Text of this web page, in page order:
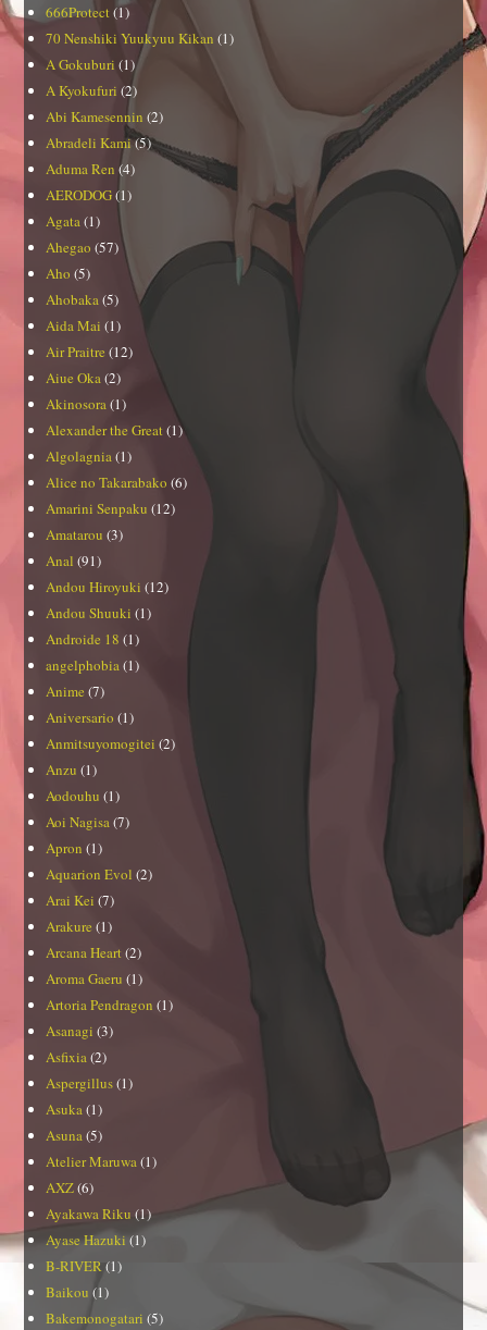
666Protect(1)
70 Nenshiki Yuukyuu Kikan (1)
A Gokuburi (1)
A Kyokufuri (2)
Abi Kamesennin (2)
Abradeli Kami(5)
Aduma Ren (4)
AERODOG(1)
Agata(1)
Ahegao (57)
Aho (5)
Ahobaka(5)
Aida Mai (1)
Air Praitre (12)
Aiue Oka(2)
Akinosora(1)
Alexander the Great(1)
Algolagnia(1)
Alice no Takarabako (6)
Amarini Senpaku (12)
Amatarou (3)
Anal (91)
Andou Hiroyuki (12)
Andou Shuuki (1)
Androide 18 (1)
angelphobia(1)
Anime (7)
Aniversario (1)
Anmitsuyomogitei (2)
Anzu (1)
Aodouhu (1)
Aoi Nagisa(7)
Apron (1)
Aquarion Evol (2)
Arai Kei (7)
Arakure (1)
Arcana Heart(2)
Aroma Gaeru (1)
Artoria Pendragon (1)
Asanagi (3)
Asfixia(2)
Aspergillus(1)
Asuka(1)
Asuna(5)
Atelier Maruwa(1)
AXZ(6)
Ayakawa Riku (1)
Ayase Hazuki(1)
B-RIVER(1)
Baikou (1)
Bakemonogatari (5)